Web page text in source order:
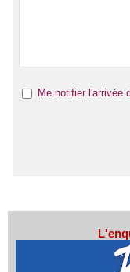
Me notifier l'arrivée